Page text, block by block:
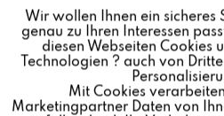
Extra zur HIGH END bieten
attraktive Messeangebote
House Master Tape Edition
gelten während der Messe
Marketing
Tracking
Wir wollen Ihnen ein sicheres
genau zu Ihren Interessen
diesen Webseiten Cookies
Technologien ? auch von
Mit Cookies
Marketingpartner Daten von